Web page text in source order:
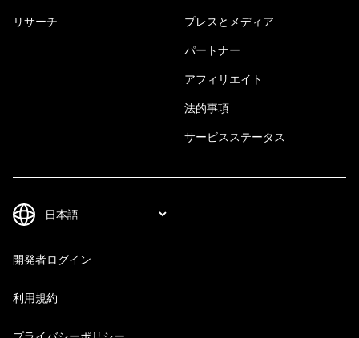
リサーチ プレスとメディア
パートナー
アフィリエイト
法的事項
サービスステータス
開発者ログイン
利用規約